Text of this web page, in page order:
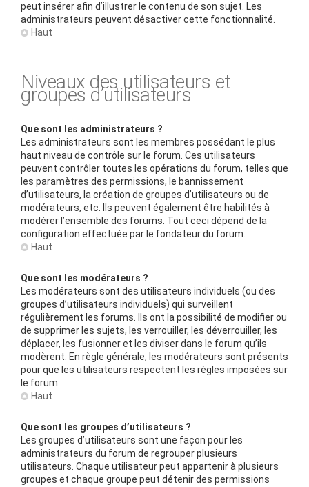
peut insérer afin d’illustrer le contenu de son sujet. Les
administrateurs peuvent désactiver cette fonctionnalité.
Haut
Niveaux des utilisateurs et
groupes d’utilisateurs
Que sont les administrateurs ?
Les administrateurs sont les membres possédant le plus
haut niveau de contrôle sur le forum. Ces utilisateurs
peuvent contrôler toutes les opérations du forum, telles que
les paramètres des permissions, le bannissement
d’utilisateurs, la création de groupes d’utilisateurs ou de
modérateurs, etc. Ils peuvent également être habilités à
modérer l’ensemble des forums. Tout ceci dépend de la
configuration effectuée par le fondateur du forum.
Haut
Que sont les modérateurs ?
Les modérateurs sont des utilisateurs individuels (ou des
groupes d’utilisateurs individuels) qui surveillent
régulièrement les forums. Ils ont la possibilité de modifier ou
de supprimer les sujets, les verrouiller, les déverrouiller, les
déplacer, les fusionner et les diviser dans le forum qu’ils
modèrent. En règle générale, les modérateurs sont présents
pour que les utilisateurs respectent les règles imposées sur
le forum.
Haut
Que sont les groupes d’utilisateurs ?
Les groupes d’utilisateurs sont une façon pour les
administrateurs du forum de regrouper plusieurs
utilisateurs. Chaque utilisateur peut appartenir à plusieurs
groupes et chaque groupe peut détenir des permissions